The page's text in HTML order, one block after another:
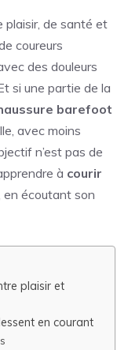
plaisir, de santé et
coureurs
des douleurs
si une partie de la
barefoot
avec moins
n’est pas de
à courir
en écoutant son
plaisir et
en courant